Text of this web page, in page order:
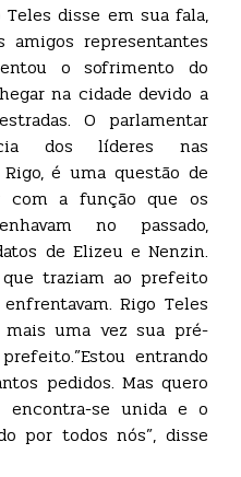
disse em sua fala,
representantes
o sofrimento do
na cidade devido a
O parlamentar
dos líderes nas
é uma questão de
com a função que os
no passado,
de Elizeu e Nenzin.
traziam ao prefeito
Rigo Teles
uma vez sua pré-
entrando
pedidos. Mas quero
encontra-se unida e o
por todos nós”, disse